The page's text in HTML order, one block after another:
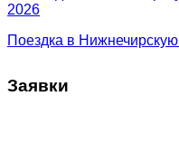
Поездка в
Заявки